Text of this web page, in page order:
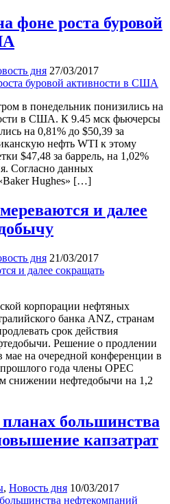
фоне роста буровой
дня 27/03/2017
в понедельник понизились на
в США. К 9.45 мск фьючерсы
на 0,81% до $50,39 за
нефть WTI к этому
$47,48 за баррель, на 1,02%
Согласно данных
Hughes» […]
и далее
дня 21/03/2017
корпорации нефтяных
банка ANZ, странам
срок действия
Решение о продлении
мае на очередной конференции в
года члены OPEC
снижении нефтедобычи на 1,2
большинства
капзатрат
, Новость дня 10/03/2017